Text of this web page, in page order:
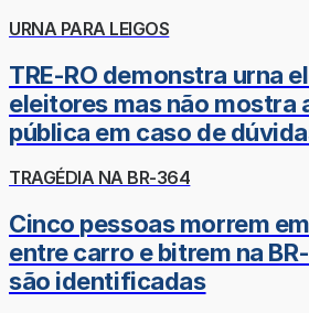
URNA PARA LEIGOS
TRE-RO demonstra urna
eleitores mas não mostra
pública em caso de
TRAGÉDIA NA BR-364
Cinco pessoas morrem
entre carro e bitrem na
são identificadas